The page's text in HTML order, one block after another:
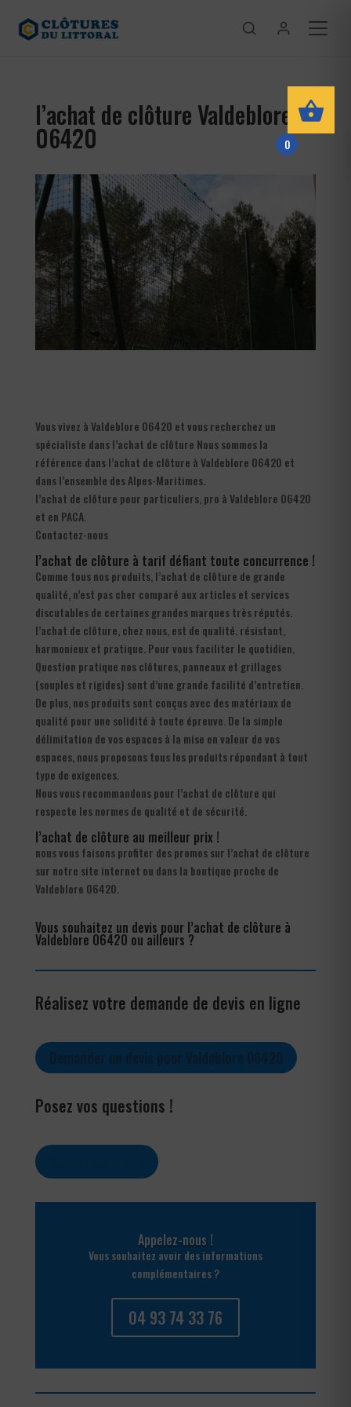
l’achat de clôture Valdeblore
06420
Vous vivez à Valdeblore 06420 et vous recherchez un
spécialiste dans l’achat de clôture Nous sommes la
référence dans l’achat de clôture à Valdeblore 06420 et
dans l’ensemble des Alpes-Maritimes.
l’achat de clôture pour particuliers, pro à Valdeblore 06420
et en PACA.
Contactez-nous
l’achat de clôture à tarif défiant toute concurrence !
Comme tous nos produits, l’achat de clôture de grande
qualité, n’est pas cher comparé aux articles et services
discutables de certaines grandes marques très réputés.
l’achat de clôture, chez nous, est de qualité. résistant,
harmonieux et pratique. Pour vous faciliter le quotidien,
Question pratique nos clôtures, panneaux et grillages
(souples et rigides) sont d’une grande facilité d’entretien.
De plus, nos produits sont conçus avec des matériaux de
qualité pour une solidité à toute épreuve. De la simple
délimitation de vos espaces à la mise en valeur de vos
espaces, nous proposons tous les produits répondant à tout
type de exigences.
Nous vous recommandons pour l’achat de clôture qui
respecte les normes de qualité et de sécurité.
l’achat de clôture au meilleur prix !
nous vous faisons profiter des promos sur l’achat de clôture
sur notre site internet ou dans la boutique proche de
Valdeblore 06420.
Vous souhaitez un devis pour l’achat de clôture à
Valdeblore 06420 ou ailleurs ?
Réalisez votre demande de devis en ligne
Posez vos questions !
Appelez-nous !
Vous souhaitez avoir des informations
complémentaires ?
04 93 74 33 76
0